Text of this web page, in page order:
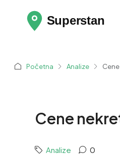
Početna Analize
Cene
Analize 0